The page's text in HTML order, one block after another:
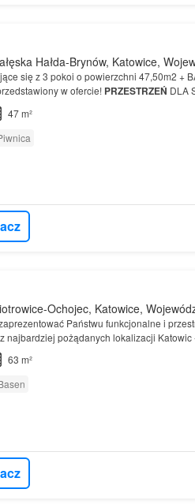
Hałda-Brynów, Katowice,
się z 3 pokoi o powierzchni 47,50m2 +
w ofercie! PRZESTRZEŃ DLA
osiedla Stacja Ligocka przewidz…
47 m²
Ochojec, Katowice,
Państwu funkcjonalne i
najbardziej pożądanych lokalizacji Katowic
rodziny 2+1, młodego małżeństwa
63 m²